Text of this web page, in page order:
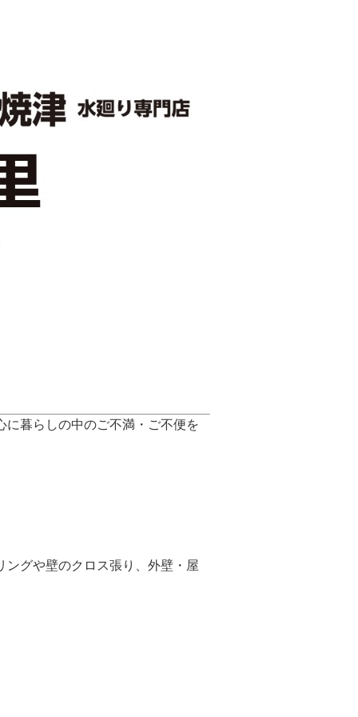
に暮らしの中のご不満・ご不便を
グや壁のクロス張り、外壁・屋